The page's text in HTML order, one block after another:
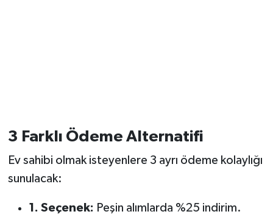
3 Farklı Ödeme Alternatifi
Ev sahibi olmak isteyenlere 3 ayrı ödeme kolaylığı
sunulacak:
1. Seçenek: Peşin alımlarda %25 indirim.